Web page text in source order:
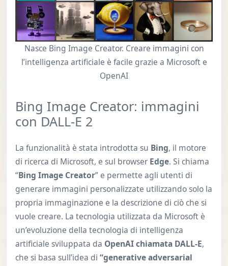
Nasce Bing Image Creator. Creare immagini con
l’intelligenza artificiale è facile grazie a Microsoft e
OpenAI
Bing Image Creator: immagini
con DALL-E 2
La funzionalità è stata introdotta su Bing, il motore
di ricerca di Microsoft, e sul browser Edge. Si chiama
“Bing Image Creator” e permette agli utenti di
generare immagini personalizzate utilizzando solo la
propria immaginazione e la descrizione di ciò che si
vuole creare. La tecnologia utilizzata da Microsoft è
un’evoluzione della tecnologia di intelligenza
artificiale sviluppata da OpenAI chiamata DALL-E,
che si basa sull’idea di “generative adversarial